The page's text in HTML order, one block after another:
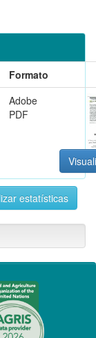
Formato
Adobe
PDF
estatísticas